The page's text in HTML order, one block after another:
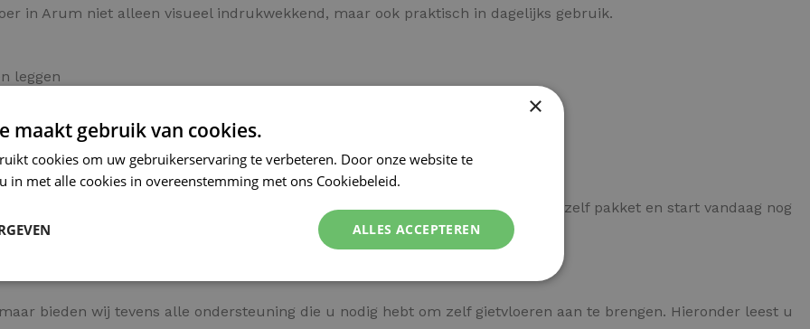
in Arum niet alleen visueel indrukwekkend, maar ook praktisch in dagelijks gebruik.
leggen
een fractie van de normale kosten? Kies dan voor een compleet doe-het-zelf pakket en start vandaag nog
of ruimte in Arum en bestel direct online.
bieden wij tevens alle ondersteuning die u nodig hebt om zelf gietvloeren aan te brengen. Hieronder leest u
×
maakt gebruik van cookies.
cookies om uw gebruikerservaring te verbeteren. Door onze website te
in met alle cookies in overeenstemming met ons Cookiebeleid.
ALLES ACCEPTEREN